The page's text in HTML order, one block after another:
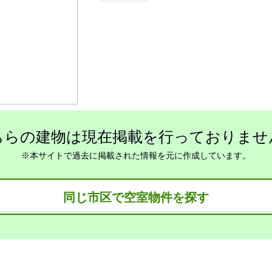
らの建物は現在掲載を行っておりませ
※本サイトで過去に掲載された情報を元に作成しています。
同じ市区で空室物件を探す